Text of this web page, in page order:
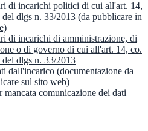
di incarichi politici di cui all'art. 14,
del dlgs n. 33/2013 (da pubblicare in
di incarichi di amministrazione, di
o di governo di cui all'art. 14, co.
del dlgs n. 33/2013
dall'incarico (documentazione da
sul sito web)
mancata comunicazione dei dati